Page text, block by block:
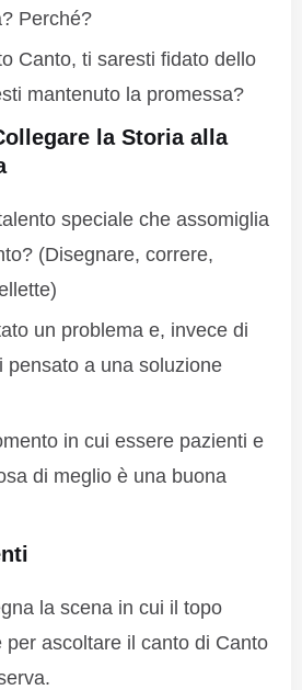
Perché?
Canto, ti saresti fidato dello
mantenuto la promessa?
la Storia alla
speciale che assomiglia
(Disegnare, correre,
un problema e, invece di
pensato a una soluzione
in cui essere pazienti e
di meglio è una buona
la scena in cui il topo
per ascoltare il canto di Canto